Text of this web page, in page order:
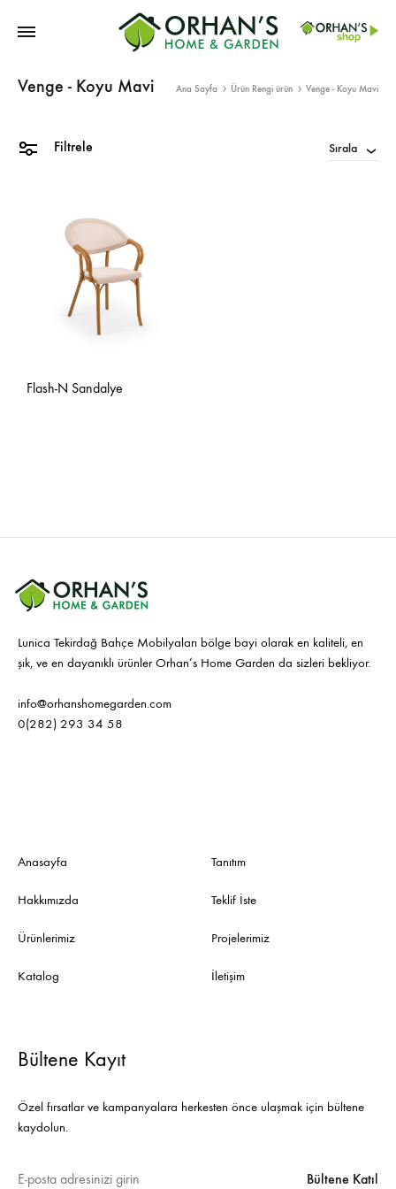
Home
Venge - Koyu Mavi Ana Sayfa Ürün Rengi ürün Venge - Koyu Mavi
Filtrele Sırala
Flash-N Sandalye
Lunica Tekirdağ Bahçe Mobilyaları bölge bayi olarak en kaliteli, en
şık, ve en dayanıklı ürünler Orhan’s Home Garden da sizleri bekliyor.
info@orhanshomegarden.com
0(282) 293 34 58
Anasayfa
Hakkımızda
Ürünlerimiz
Katalog
Tanıtım
Teklif İste
Projelerimiz
İletişim
Bültene Kayıt
Özel fırsatlar ve kampanyalara herkesten önce ulaşmak için bültene
kaydolun.